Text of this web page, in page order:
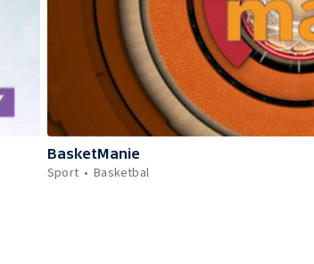
BasketManie
Sport
Basketbal